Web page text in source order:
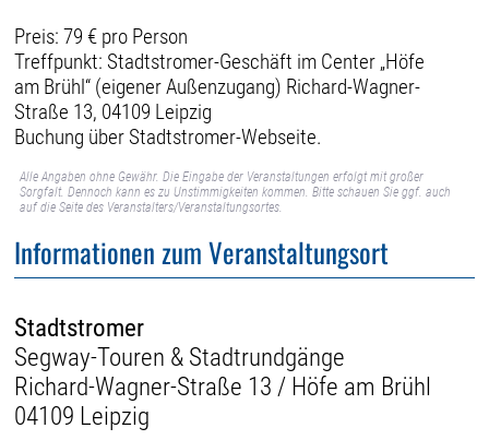
Preis: 79 € pro Person
Treffpunkt: Stadtstromer-Geschäft im Center „Höfe
am Brühl“ (eigener Außenzugang) Richard-Wagner-
Straße 13, 04109 Leipzig
Buchung über Stadtstromer-Webseite.
Alle Angaben ohne Gewähr. Die Eingabe der Veranstaltungen erfolgt mit großer
Sorgfalt. Dennoch kann es zu Unstimmigkeiten kommen. Bitte schauen Sie ggf. auch
auf die Seite des Veranstalters/Veranstaltungsortes.
Informationen zum Veranstaltungsort
Stadtstromer
Segway-Touren & Stadtrundgänge
Richard-Wagner-Straße 13 / Höfe am Brühl
04109 Leipzig